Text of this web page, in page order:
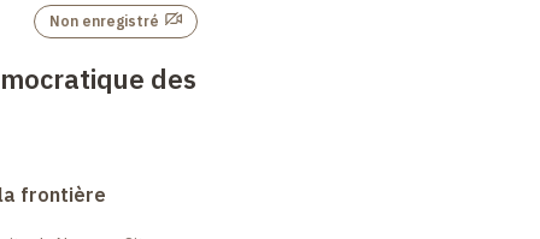
des
Non enregistré
frontière